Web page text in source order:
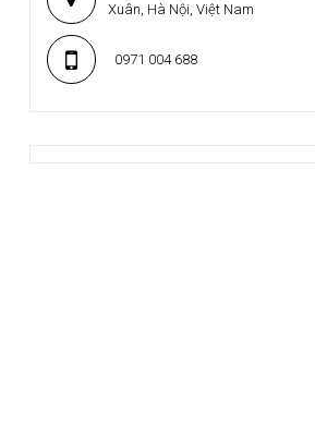
Xuân, Hà Nội, Việt Nam
0971 004 688